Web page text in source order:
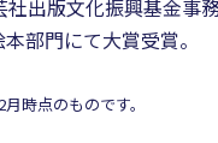
出版文化振興基金事
部門にて大賞受賞。
時点のものです。